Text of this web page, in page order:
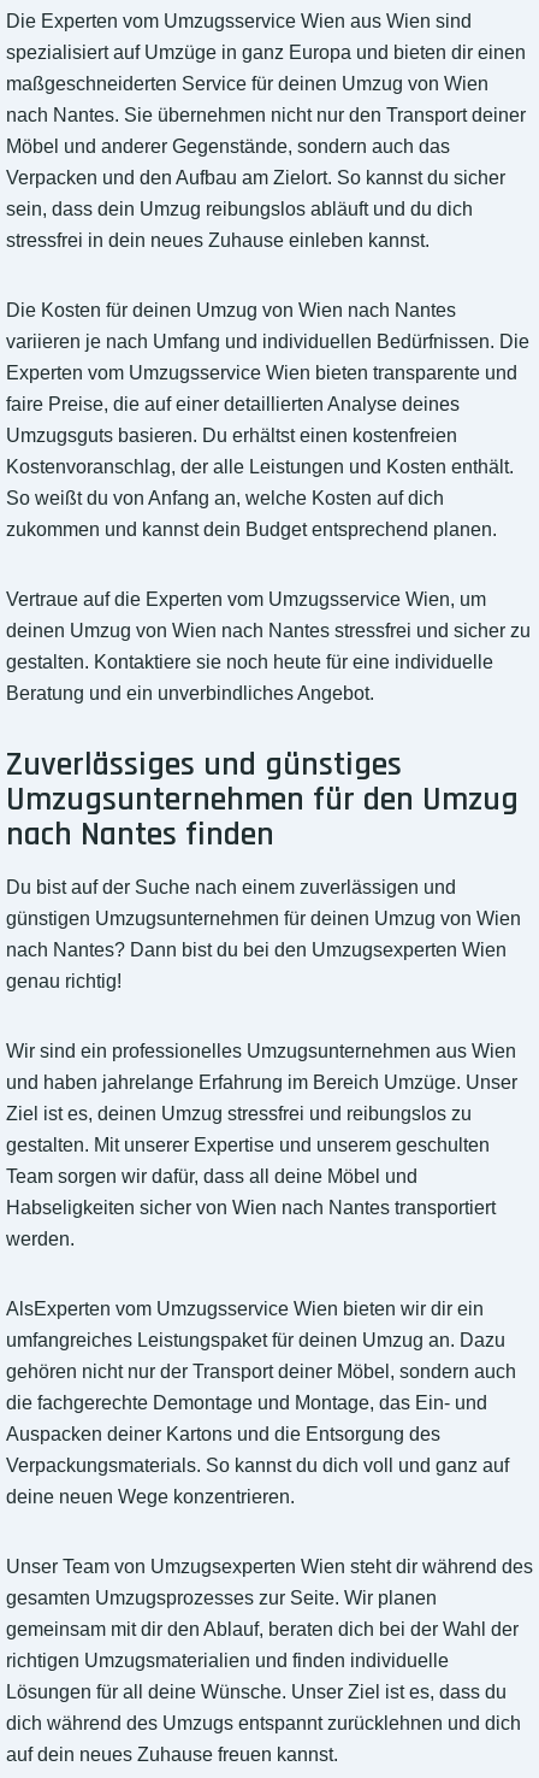
Die Experten vom Umzugsservice Wien aus Wien sind
spezialisiert auf Umzüge in ganz Europa und bieten dir einen
maßgeschneiderten Service für deinen Umzug von Wien
nach Nantes. Sie übernehmen nicht nur den Transport deiner
Möbel und anderer Gegenstände, sondern auch das
Verpacken und den Aufbau am Zielort. So kannst du sicher
sein, dass dein Umzug reibungslos abläuft und du dich
stressfrei in dein neues Zuhause einleben kannst.
Die Kosten für deinen Umzug von Wien nach Nantes
variieren je nach Umfang und individuellen Bedürfnissen. Die
Experten vom Umzugsservice Wien bieten transparente und
faire Preise, die auf einer detaillierten Analyse deines
Umzugsguts basieren. Du erhältst einen kostenfreien
Kostenvoranschlag, der alle Leistungen und Kosten enthält.
So weißt du von Anfang an, welche Kosten auf dich
zukommen und kannst dein Budget entsprechend planen.
Vertraue auf die Experten vom Umzugsservice Wien, um
deinen Umzug von Wien nach Nantes stressfrei und sicher zu
gestalten. Kontaktiere sie noch heute für eine individuelle
Beratung und ein unverbindliches Angebot.
Zuverlässiges und günstiges
Umzugsunternehmen für den Umzug
nach Nantes finden
Du bist auf der Suche nach einem zuverlässigen und
günstigen Umzugsunternehmen für deinen Umzug von Wien
nach Nantes? Dann bist du bei den Umzugsexperten Wien
genau richtig!
Wir sind ein professionelles Umzugsunternehmen aus Wien
und haben jahrelange Erfahrung im Bereich Umzüge. Unser
Ziel ist es, deinen Umzug stressfrei und reibungslos zu
gestalten. Mit unserer Expertise und unserem geschulten
Team sorgen wir dafür, dass all deine Möbel und
Habseligkeiten sicher von Wien nach Nantes transportiert
werden.
AlsExperten vom Umzugsservice Wien bieten wir dir ein
umfangreiches Leistungspaket für deinen Umzug an. Dazu
gehören nicht nur der Transport deiner Möbel, sondern auch
die fachgerechte Demontage und Montage, das Ein- und
Auspacken deiner Kartons und die Entsorgung des
Verpackungsmaterials. So kannst du dich voll und ganz auf
deine neuen Wege konzentrieren.
Unser Team von Umzugsexperten Wien steht dir während des
gesamten Umzugsprozesses zur Seite. Wir planen
gemeinsam mit dir den Ablauf, beraten dich bei der Wahl der
richtigen Umzugsmaterialien und finden individuelle
Lösungen für all deine Wünsche. Unser Ziel ist es, dass du
dich während des Umzugs entspannt zurücklehnen und dich
auf dein neues Zuhause freuen kannst.